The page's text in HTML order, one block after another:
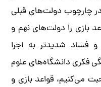
چارچوب دولت‌های قبلی
بازی را دولت‌های نهم و
فساد شدیدتر به اجرا
فکری دانشگاه‌های علوم
می‌کنیم، قواعد بازی و